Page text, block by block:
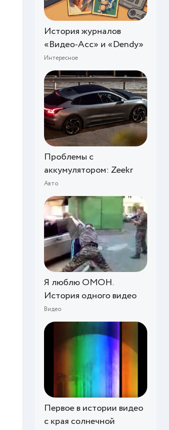
История журналов
«Видео-Асс» и «Dendy»
Интересное
Проблемы с
аккумулятором: Zeekr
Авто
Я люблю ОМОН.
История одного видео
Видео
Первое в истории видео
с края солнечной